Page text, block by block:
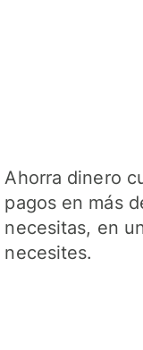
Ahorra dinero
pagos en más
necesitas, en
necesites.